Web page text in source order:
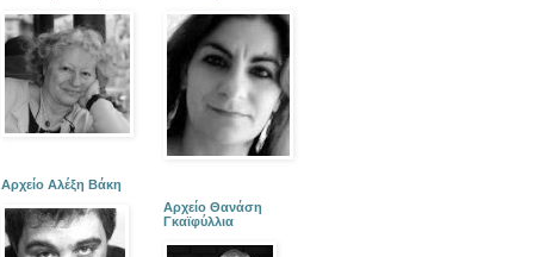
Αρχείο Αλέξη Βάκη
Αρχείο Θανάση
Γκαϊφύλλια